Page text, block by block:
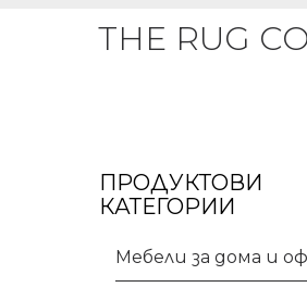
THE RUG
ПРОДУКТОВИ
КАТЕГОРИИ
Мебели за дома и